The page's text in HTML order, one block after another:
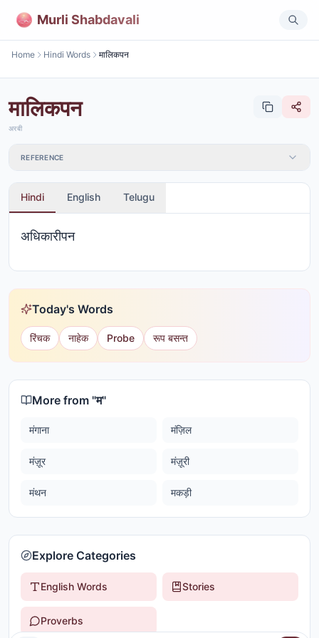
Murli Shabdavali
Home Hindi Words मालिकपन
मालिकपन
अरबी
REFERENCE
Hindi English Telugu
अधिकारीपन
Today's Words
रिंचक नाहेक Probe रूप बसन्त
More from "म"
मंगाना मंज़िल
मंज़ूर मंज़ूरी
मंथन मकड़ी
Explore Categories
English Words Stories
Proverbs